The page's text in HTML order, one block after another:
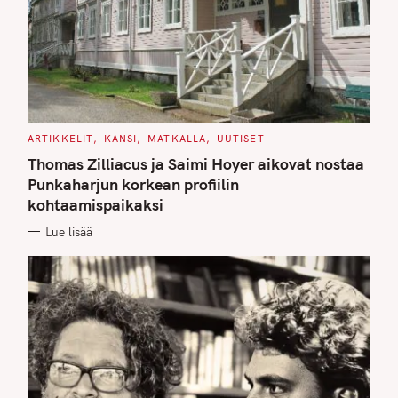
C
T
E
G
O
R
I
S
ARTIKKELIT KANSI MATKALLA UUTISET
Thomas Zilliacus ja Saimi Hoyer aikovat nostaa
Punkaharjun korkean profiilin
kohtaamispaikaksi
Lue lisää